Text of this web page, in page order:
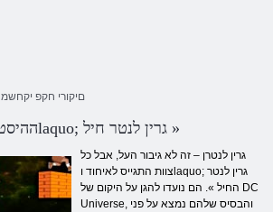
םיקורי חקפ יקחשמ
ההיסטוריה וlaquo; גרין לנטר חיל »
גרין לנטרן – זה לא גיבור העל, אבל כל
צוות התגייס לאיחוד וlaquo; גרין לנטר
החיל ». הם נועדו להגן על היקום של DC
Universe, והבסיס שלהם נמצא על פני